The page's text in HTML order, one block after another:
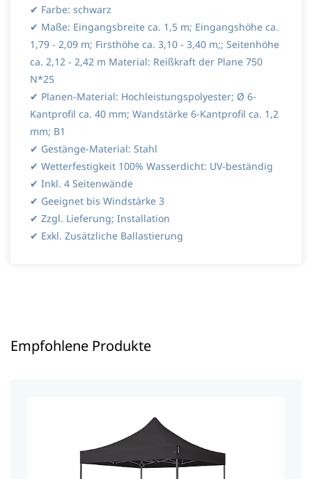
✔ Farbe: schwarz
✔ Maße: Eingangsbreite ca. 1,5 m; Eingangshöhe ca.
1,79 - 2,09 m; Firsthöhe ca. 3,10 - 3,40 m;; Seitenhöhe
ca. 2,12 - 2,42 m Material: Reißkraft der Plane 750
N*25
✔ Planen-Material: Hochleistungspolyester; Ø 6-
Kantprofil ca. 40 mm; Wandstärke 6-Kantprofil ca. 1,2
mm; B1
✔ Gestänge-Material: Stahl
✔ Wetterfestigkeit 100% Wasserdicht: UV-beständig
✔ Inkl. 4 Seitenwände
✔ Geeignet bis Windstärke 3
✔ Zzgl. Lieferung; Installation
✔ Exkl. Zusätzliche Ballastierung
Empfohlene Produkte